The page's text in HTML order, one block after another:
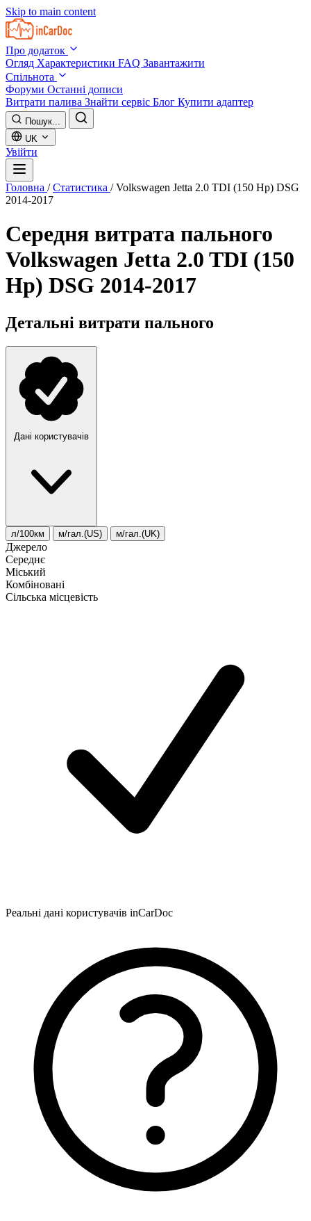
Skip to main content
Про додаток
Огляд Характеристики FAQ Завантажити
Спільнота
Форуми Останні дописи
Витрати палива Знайти сервіс Блог Купити адаптер
Пошук...
UK
Увійти
Головна / Статистика / Volkswagen Jetta 2.0 TDI (150 Hp) DSG
2014-2017
Середня витрата пального
Volkswagen Jetta 2.0 TDI (150
Hp) DSG 2014-2017
Детальні витрати пального
Дані користувачів
л/100км м/гал.(US) м/гал.(UK)
Джерело
Середнє
Міський
Комбіновані
Сільська місцевість
Реальні дані користувачів inCarDoc